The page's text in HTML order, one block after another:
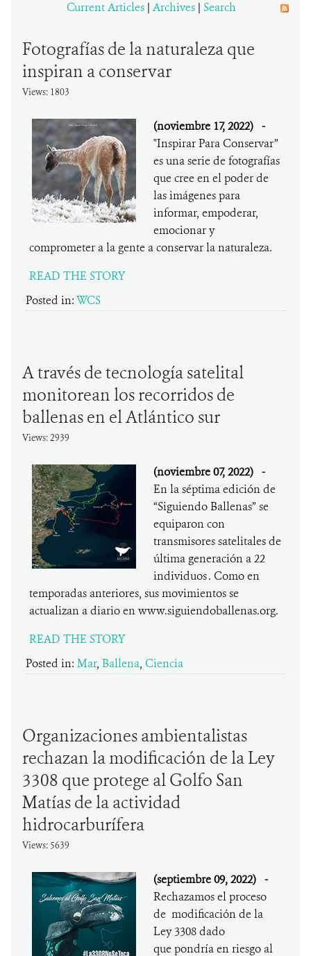
Current Articles | Archives | Search
Fotografías de la naturaleza que
inspiran a conservar
Views: 1803
(noviembre 17, 2022) -
"Inspirar Para Conservar”
es una serie de fotografías
que cree en el poder de
las imágenes para
informar, empoderar,
emocionar y
comprometer a la gente a conservar la naturaleza.
READ THE STORY
Posted in:WCS
A través de tecnología satelital
monitorean los recorridos de
ballenas en el Atlántico sur
Views: 2939
(noviembre 07, 2022) -
En la séptima edición de
“Siguiendo Ballenas” se
equiparon con
transmisores satelitales de
última generación a 22
individuos . Como en
temporadas anteriores, sus movimientos se
actualizan a diario en www.siguiendoballenas.org.
READ THE STORY
Posted in: Mar, Ballena, Ciencia
Organizaciones ambientalistas
rechazan la modificación de la Ley
3308 que protege al Golfo San
Matías de la actividad
hidrocarburífera
Views: 5639
(septiembre 09, 2022) -
Rechazamos el proceso
de modificación de la
Ley 3308 dado
que pondría en riesgo al